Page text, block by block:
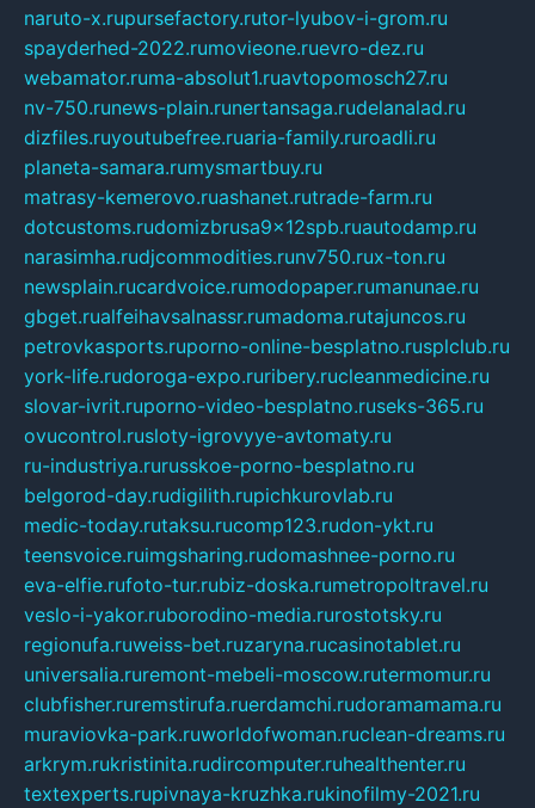
naruto-x.rupursefactory.rutor-lyubov-i-grom.ru
spayderhed-2022.rumovieone.ruevro-dez.ru
webamator.ruma-absolut1.ruavtopomosch27.ru
nv-750.runews-plain.runertansaga.rudelanalad.ru
dizfiles.ruyoutubefree.ruaria-family.ruroadli.ru
planeta-samara.rumysmartbuy.ru
matrasy-kemerovo.ruashanet.rutrade-farm.ru
dotcustoms.rudomizbrusa9x12spb.ruautodamp.ru
narasimha.rudjcommodities.runv750.rux-ton.ru
newsplain.rucardvoice.rumodopaper.rumanunae.ru
gbget.rualfeihavsalnassr.rumadoma.rutajuncos.ru
petrovkasports.ruporno-online-besplatno.rusplclub.ru
york-life.rudoroga-expo.ruribery.rucleanmedicine.ru
slovar-ivrit.ruporno-video-besplatno.ruseks-365.ru
ovucontrol.rusloty-igrovyye-avtomaty.ru
ru-industriya.rurusskoe-porno-besplatno.ru
belgorod-day.rudigilith.rupichkurovlab.ru
medic-today.rutaksu.rucomp123.rudon-ykt.ru
teensvoice.ruimgsharing.rudomashnee-porno.ru
eva-elfie.rufoto-tur.rubiz-doska.rumetropoltravel.ru
veslo-i-yakor.ruborodino-media.rurostotsky.ru
regionufa.ruweiss-bet.ruzaryna.rucasinotablet.ru
universalia.ruremont-mebeli-moscow.rutermomur.ru
clubfisher.ruremstirufa.ruerdamchi.rudoramamama.ru
muraviovka-park.ruworldofwoman.ruclean-dreams.ru
arkrym.rukristinita.rudircomputer.ruhealthenter.ru
textexperts.rupivnaya-kruzhka.rukinofilmy-2021.ru